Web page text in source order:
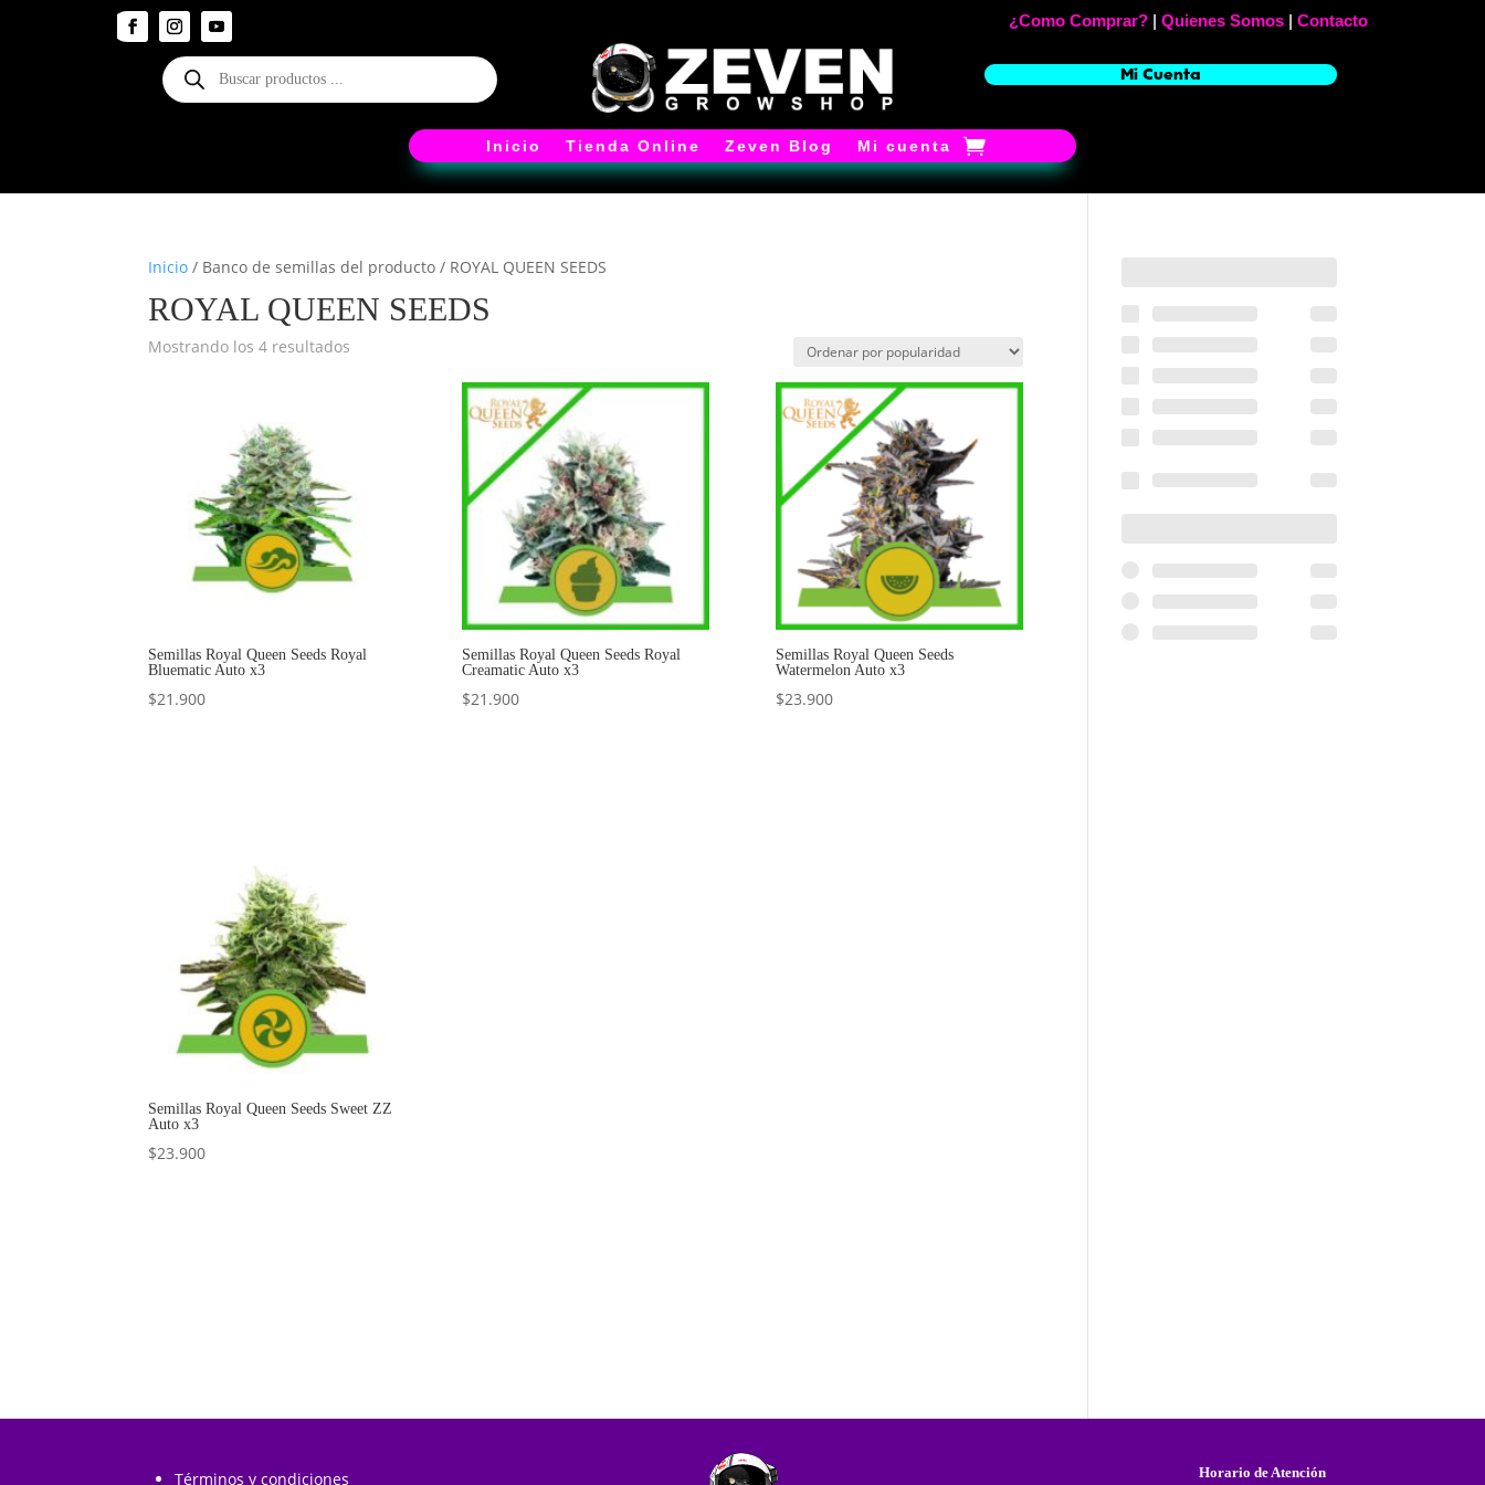
¿Como Comprar? |Quienes Somos |Contacto
Búsqueda
de
productos
Mi Cuenta
Inicio Tienda Online Zeven Blog Mi cuenta
Inicio / Banco de semillas del producto / ROYAL QUEEN SEEDS
ROYAL QUEEN SEEDS
Mostrando los 4 resultados
Semillas Royal Queen Seeds Royal
Bluematic Auto x3
$21.900
Semillas Royal Queen Seeds Royal
Creamatic Auto x3
$21.900
Semillas Royal Queen Seeds
Watermelon Auto x3
$23.900
Semillas Royal Queen Seeds Sweet ZZ
Auto x3
$23.900
Términos y condiciones Horario de Atención